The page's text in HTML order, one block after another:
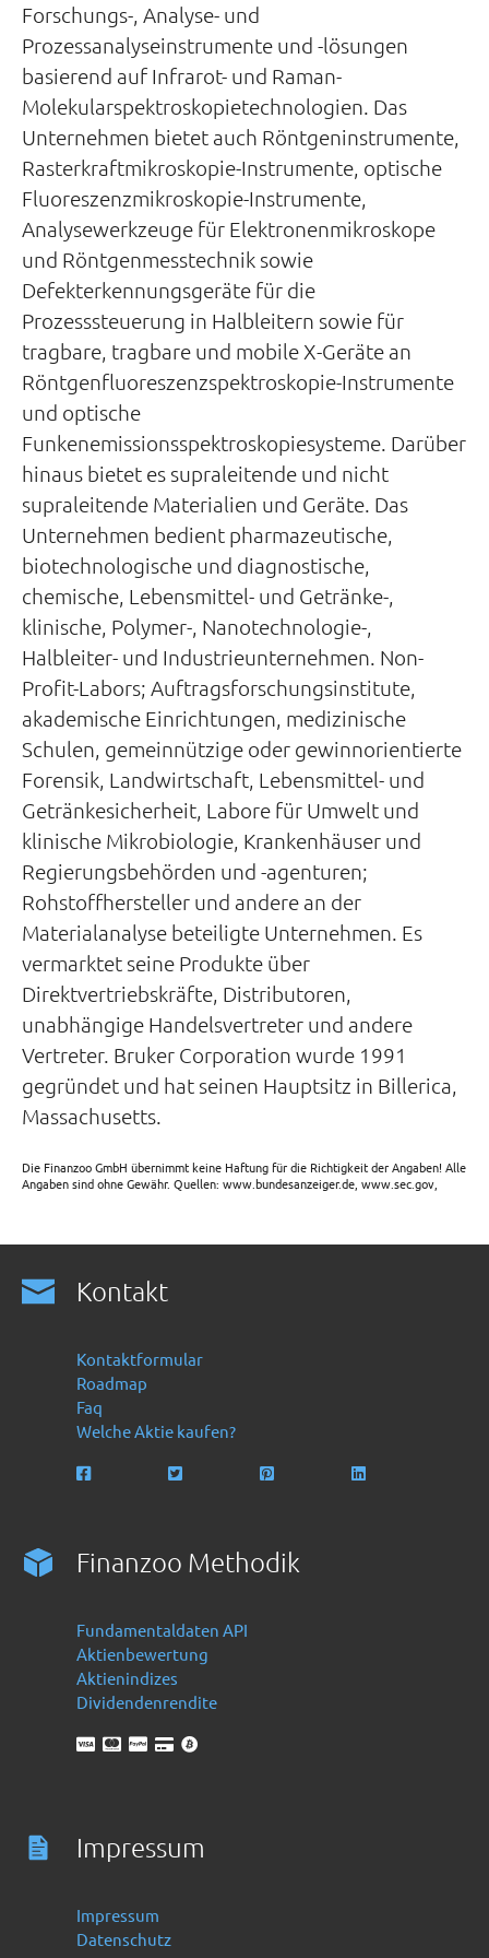
Forschungs-, Analyse- und
Prozessanalyseinstrumente und -lösungen
basierend auf Infrarot- und Raman-
Molekularspektroskopietechnologien. Das
Unternehmen bietet auch Röntgeninstrumente,
Rasterkraftmikroskopie-Instrumente, optische
Fluoreszenzmikroskopie-Instrumente,
Analysewerkzeuge für Elektronenmikroskope
und Röntgenmesstechnik sowie
Defekterkennungsgeräte für die
Prozesssteuerung in Halbleitern sowie für
tragbare, tragbare und mobile X-Geräte an
Röntgenfluoreszenzspektroskopie-Instrumente
und optische
Funkenemissionsspektroskopiesysteme. Darüber
hinaus bietet es supraleitende und nicht
supraleitende Materialien und Geräte. Das
Unternehmen bedient pharmazeutische,
biotechnologische und diagnostische,
chemische, Lebensmittel- und Getränke-,
klinische, Polymer-, Nanotechnologie-,
Halbleiter- und Industrieunternehmen. Non-
Profit-Labors; Auftragsforschungsinstitute,
akademische Einrichtungen, medizinische
Schulen, gemeinnützige oder gewinnorientierte
Forensik, Landwirtschaft, Lebensmittel- und
Getränkesicherheit, Labore für Umwelt und
klinische Mikrobiologie, Krankenhäuser und
Regierungsbehörden und -agenturen;
Rohstoffhersteller und andere an der
Materialanalyse beteiligte Unternehmen. Es
vermarktet seine Produkte über
Direktvertriebskräfte, Distributoren,
unabhängige Handelsvertreter und andere
Vertreter. Bruker Corporation wurde 1991
gegründet und hat seinen Hauptsitz in Billerica,
Massachusetts.
Die Finanzoo GmbH übernimmt keine Haftung für die Richtigkeit der Angaben! Alle
Angaben sind ohne Gewähr. Quellen: www.bundesanzeiger.de, www.sec.gov,
Kontakt
Kontaktformular
Roadmap
Faq
Welche Aktie kaufen?
Finanzoo Methodik
Fundamentaldaten API
Aktienbewertung
Aktienindizes
Dividendenrendite
Impressum
Impressum
Datenschutz